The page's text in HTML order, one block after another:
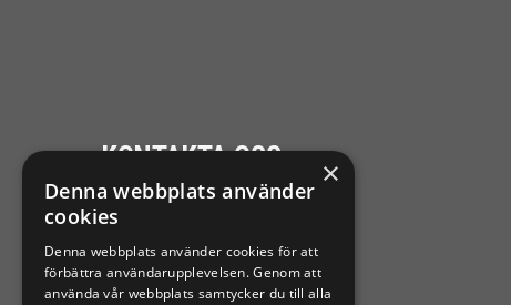
KONTAKTA OSS
Ångra mitt köp
0921-102 09
support@sixtennilssons.com
×
Denna webbplats använder
cookies
Denna webbplats använder cookies för att
förbättra användarupplevelsen. Genom att
använda vår webbplats samtycker du till alla